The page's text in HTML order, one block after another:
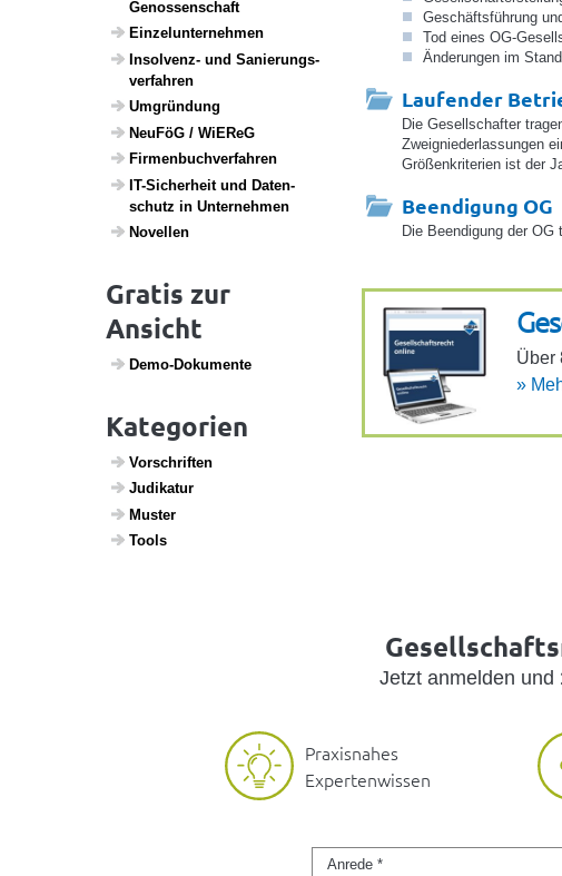
Genos­sen­schaft
Einzel­un­ter­nehmen
Insol­venz- und Sanie­rungs­
ver­fahren
Umgrün­dung
NeuFöG / WiEReG
Firmen­buch­ver­fahren
IT-Sicher­heit und Daten­
schutz in Unter­nehmen
Novellen
Gratis zur
Ansicht
Demo-Doku­mente
Kategorien
Vorschriften
Judi­katur
Muster
Tools
Geschäftsführung
Tod eines OG-
Änderungen im
Laufender
Die Gesellschafter
Zweigniederlassungen
Größenkriterien ist der
Beendigung OG
Die Beendigung der
Über
»
Jetzt anmelden und
Praxisnahes
Expertenwissen